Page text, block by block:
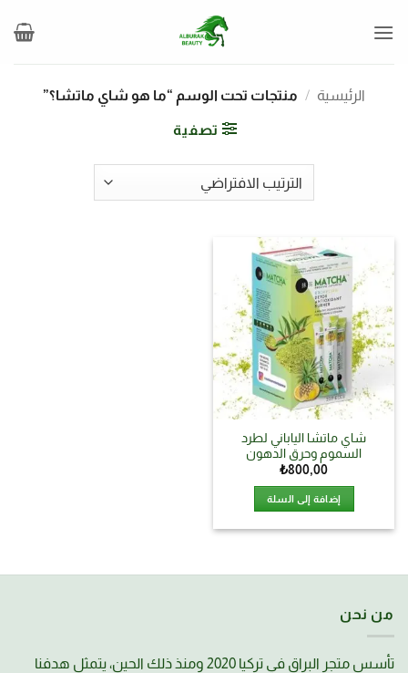
للمحتوى
الرئيسية / منتجات تحت الوسم “ما هو شاي ماتشا؟”
تصفية
شاي ماتشا الياباني لطرد
السموم وحرق الدهون
₺800,00
إضافة إلى السلة
من نحن
تأسس متجر البراق في تركيا 2020 ومنذ ذلك الحين، يتمثل هدفنا